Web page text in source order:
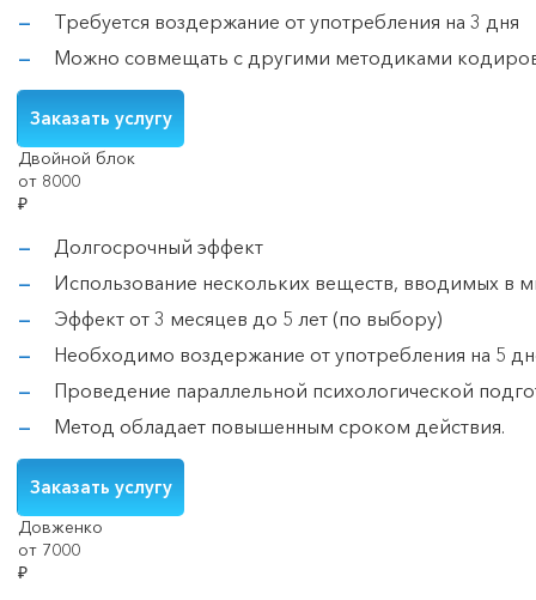
Требуется воздержание от употребления на 3 дня
Можно совмещать с другими методиками
Заказать услугу
Двойной блок
от 8000
₽
Долгосрочный эффект
Использование нескольких веществ, вводимых в
Эффект от 3 месяцев до 5 лет (по выбору)
Необходимо воздержание от употребления на 5
Проведение параллельной психологической
Метод обладает повышенным сроком действия.
Заказать услугу
Довженко
от 7000
₽